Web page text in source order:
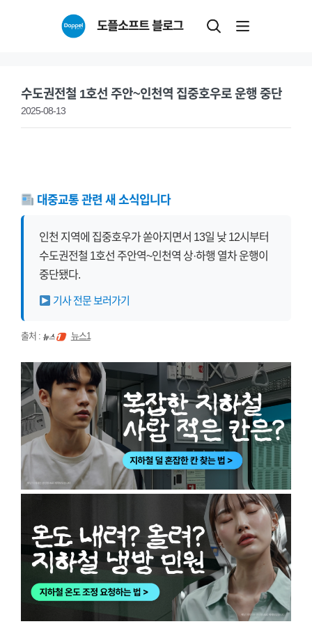
도플소프트 블로그
수도권전철 1호선 주안~인천역 집중호우로 운행 중단
2025-08-13
대중교통 관련 새 소식입니다
인천 지역에 집중호우가 쏟아지면서 13일 낮 12시부터
수도권전철 1호선 주안역~인천역 상·하행 열차 운행이
중단됐다.
기사 전문 보러가기
출처 : 뉴스1